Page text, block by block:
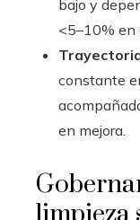
bajo y
<5–10% en
constante
en mejora.